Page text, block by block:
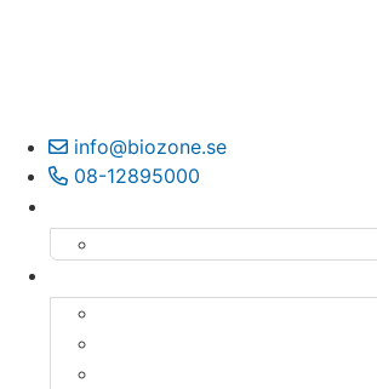
info@biozone.se
08-12895000